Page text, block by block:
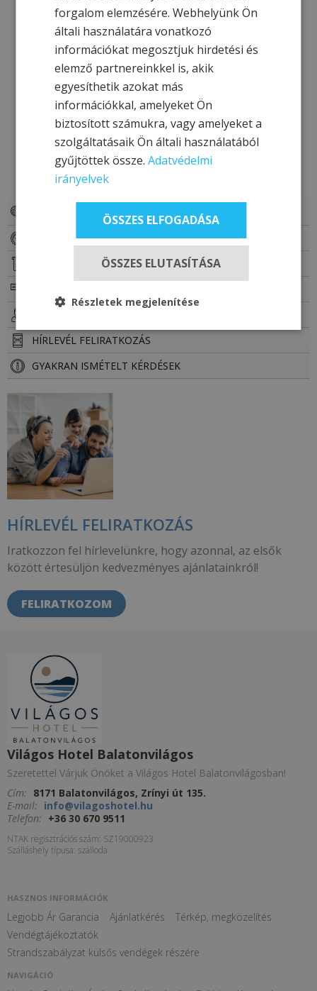
AKCIÓS AJÁNLATOK
FOGLALÁS
AJÁNLATKÉRÉS
HÍRLEVÉL FELIRATKOZÁS
GYAKRAN ISMÉTELT KÉRDÉSEK
HÍRLEVÉL FELIRATKOZÁS
Iratkozzon fel hírlevelünkre, hogy azonnal, az elsők
között értesüljön kedvezményes ajánlatainkról!
FELIRATKOZOM
Világos Hotel Balatonvilágos
Szeretettel Várjuk Önöket a Világos Hotel Balatonvilágosban!
Cím: 8171 Balatonvilágos, Zrínyi út 135.
E-mail: info@vilagoshotel.hu
Telefon: +36 30 670 9511
NTAK regisztrációs szám: SZ19000923
Szálláshely típusa: szálloda
HASZNOS INFORMÁCIÓK
Legjobb Ár Garancia Ajánlatkérés
Térkép, megközelítés
Vendégtájékoztatók
Strandszabályzat külsős vendégek részére
NAVIGÁCIÓ
forgalom elemzésére. Webhelyünk Ön
általi használatára vonatkozó
információkat megosztjuk hirdetési és
elemző partnereinkkel is, akik
egyesíthetik azokat más
információkkal, amelyeket Ön
biztosított számukra, vagy amelyeket a
szolgáltatásaik Ön általi használatából
gyűjtöttek össze.Adatvédelmi
irányelvek
ÖSSZES ELFOGADÁSA
ÖSSZES ELUTASÍTÁSA
Részletek megjelenítése